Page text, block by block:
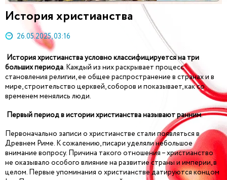
История христианства
26.05.2025, 03:16
История христианства условно классифицируется на три
больших периода. Каждый из них раскрывает процесс
становления религии, ее общее распространение в странах и в
мире, строительство церквей, соборов и показывает, как со
временем менялись люди.
Первый период в истории христианства называют ранним.
Первоначально записи о христианстве стали появляться в
Древнем Риме. К сожалению, писари уделяли небольшое
внимание вопросу. Причина такого отношения – христианство
не оказывало особого влияние на развитие страны и империи, в
целом. Первые упоминания о христианстве датируются концом